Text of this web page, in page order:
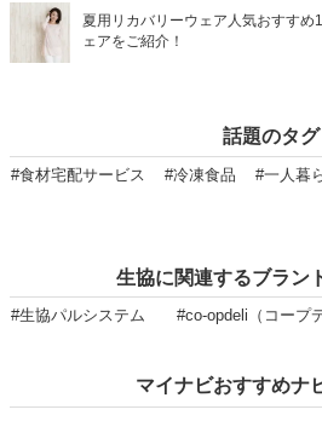
夏用リカバリーウェア人気おすすめ
ェアをご紹介！
話題のタグ
#食材宅配サービス #冷凍食品 #一人暮
生協に関連するブラン
#生協パルシステム #co-opdeli（コープ
マイナビおすすめナ